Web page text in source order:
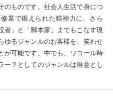
のものです。社会人生活で身につ
業で鍛えられた精神力に、さら
者」と「脚本家」までもこなす現
ゆるジャンルのお客様を、笑わせ
が可能です。中でも、ワコール時
？としてのジャンルは得意とし